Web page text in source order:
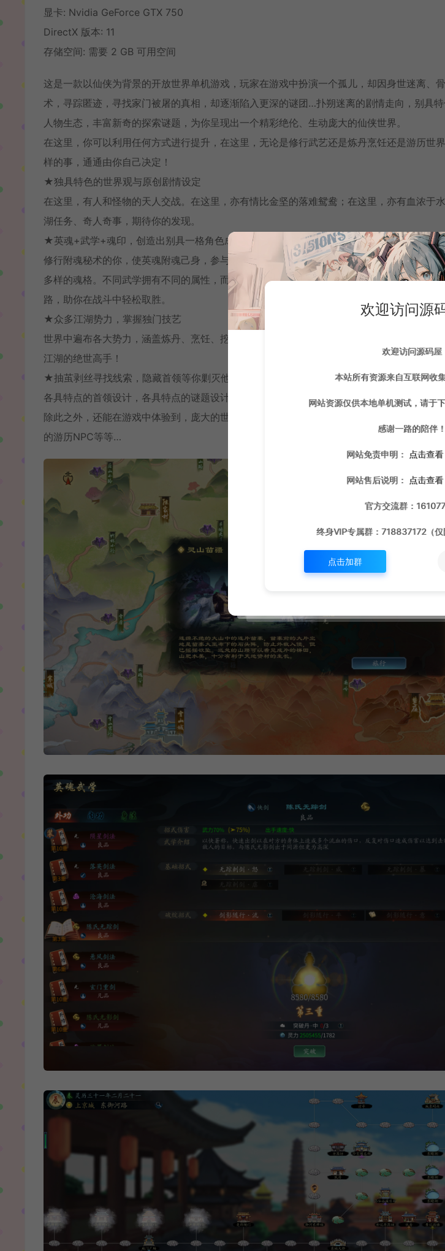
显卡: Nvidia GeForce GTX 750
DirectX 版本: 11
存储空间: 需要 2 GB 可用空间
这是一款以仙侠为背景的开放世界单机游戏，玩家在游戏中扮演一个孤儿，却因身世迷离、
术，寻踪匿迹，寻找家门被屠的真相，却逐渐陷入更深的谜团…扑朔迷离的剧情走向，别具
人物生态，丰富新奇的探索谜题，为你呈现出一个精彩绝伦、生动庞大的仙侠世界。
在这里，你可以利用任何方式进行提升，在这里，无论是修行武艺还是炼丹烹饪还是游历世
样的事，通通由你自己决定！
★独具特色的世界观与原创剧情设定
在这里，有人和怪物的天人交战。在这里，亦有情比金坚的落难鸳鸯；在这里，亦有血浓于
湖任务、奇人奇事，期待你的发现。
★英魂+武学+魂印，创造出别具一格角色成长体系
修行附魂秘术的你，使英魂附魂己身，参与战斗。每位英魂各具特色，培养英魂，使其能够
多样的魂格。不同武学拥有不同的属性，而每位英魂也只能修行特定的武学，搭配不同的武
路，助你在战斗中轻松取胜。
★众多江湖势力，掌握独门技艺
世界中遍布各大势力，涵盖炼丹、烹饪、挖宝、打造，每个势力都拥有独特的技艺。无需枯
江湖的绝世高手！
★抽茧剥丝寻找线索，隐藏首领等你剿灭他们的老巢
各具特点的首领设计，各具特点的谜题设计，各具特点的线索铺设，各具特点的套装掉落，
除此之外，还能在游戏中体验到，庞大的世界结构，各具特色的魂观、丰富多样的装备，动
的游历NPC等等…
欢迎访问源
欢迎访问源码屋
本站所有资源来自互联网收
网站资源仅供本地单机测试，请于
感谢一路的陪伴！
网站免责申明： 点击查看
网站售后说明： 点击查看
官方交流群：
终身VIP专属群：718837172（仅
点击加群